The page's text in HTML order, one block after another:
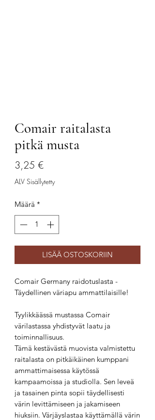
Comair raitalasta
pitkä musta
3,25 €Hinta
ALV Sisällytetty
Määrä *
LISÄÄ OSTOSKORIIN
Comair Germany raidotuslasta -
Täydellinen väriapu ammattilaisille!
Tyylikkäässä mustassa Comair
värilastassa yhdistyvät laatu ja
toiminnallisuus.
Tämä kestävästä muovista valmistettu
raitalasta on pitkäikäinen kumppani
ammattimaisessa käytössä
kampaamoissa ja studiolla. Sen leveä
ja tasainen pinta sopii täydellisesti
värin levittämiseen ja jakamiseen
hiuksiin. Värjäyslastaa käyttämällä värin